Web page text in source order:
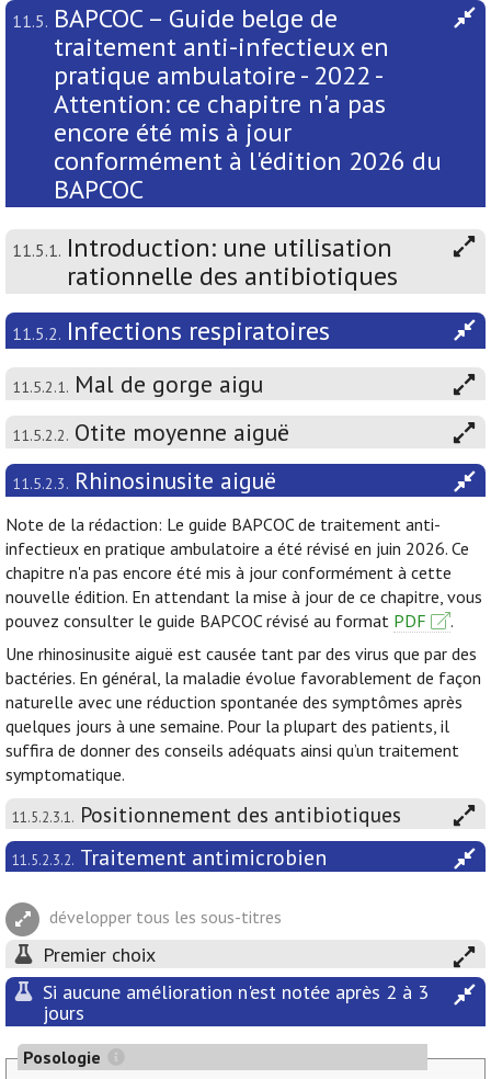
11.5. BAPCOC – Guide belge de
traitement anti-infectieux en
pratique ambulatoire - 2022 -
Attention: ce chapitre n'a pas
encore été mis à jour
conformément à l'édition 2026 du
BAPCOC
11.5.1. Introduction: une utilisation
rationnelle des antibiotiques
11.5.2. Infections respiratoires
11.5.2.1. Mal de gorge aigu
11.5.2.2. Otite moyenne aiguë
11.5.2.3. Rhinosinusite aiguë
Note de la rédaction: Le guide BAPCOC de traitement anti-
infectieux en pratique ambulatoire a été révisé en juin 2026. Ce
chapitre n'a pas encore été mis à jour conformément à cette
nouvelle édition. En attendant la mise à jour de ce chapitre, vous
pouvez consulter le guide BAPCOC révisé au format PDF
.
Une rhinosinusite aiguë est causée tant par des virus que par des
bactéries. En général, la maladie évolue favorablement de façon
naturelle avec une réduction spontanée des symptômes après
quelques jours à une semaine. Pour la plupart des patients, il
suffira de donner des conseils adéquats ainsi qu’un traitement
symptomatique.
11.5.2.3.1. Positionnement des antibiotiques
11.5.2.3.2. Traitement antimicrobien
développer tous les sous-titres
Premier choix
Si aucune amélioration n'est notée après 2 à 3
jours
Posologie